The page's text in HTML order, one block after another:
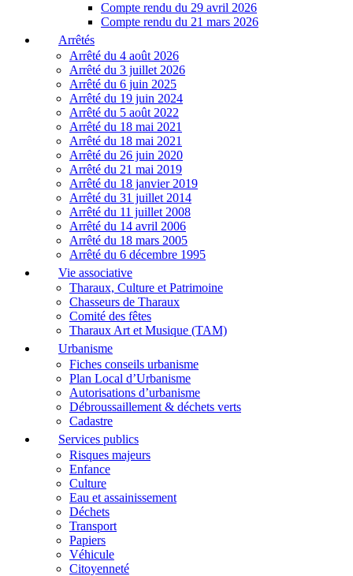
Compte rendu du 29 avril 2026
Compte rendu du 21 mars 2026
Arrêtés
Arrêté du 4 août 2026
Arrêté du 3 juillet 2026
Arrêté du 6 juin 2025
Arrêté du 19 juin 2024
Arrêté du 5 août 2022
Arrêté du 18 mai 2021
Arrêté du 18 mai 2021
Arrêté du 26 juin 2020
Arrêté du 21 mai 2019
Arrêté du 18 janvier 2019
Arrêté du 31 juillet 2014
Arrêté du 11 juillet 2008
Arrêté du 14 avril 2006
Arrêté du 18 mars 2005
Arrêté du 6 décembre 1995
Vie associative
Tharaux, Culture et Patrimoine
Chasseurs de Tharaux
Comité des fêtes
Tharaux Art et Musique (TAM)
Urbanisme
Fiches conseils urbanisme
Plan Local d’Urbanisme
Autorisations d’urbanisme
Débroussaillement & déchets verts
Cadastre
Services publics
Risques majeurs
Enfance
Culture
Eau et assainissement
Déchets
Transport
Papiers
Véhicule
Citoyenneté